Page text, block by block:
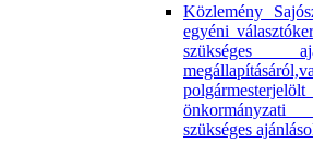
Közlemény
egyéni
szükséges
szükséges